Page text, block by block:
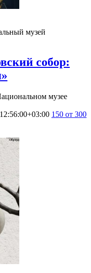
музей
собор:
музее
150 от 300